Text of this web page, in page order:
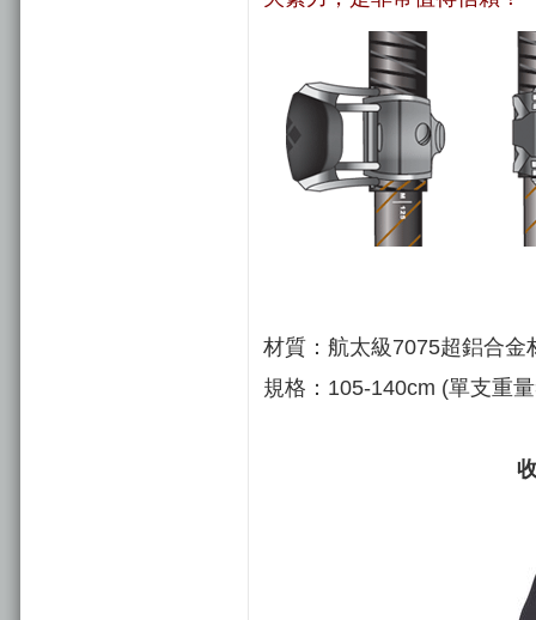
材質： 航太級7075超鋁合金
規格： 105-140cm (單支重